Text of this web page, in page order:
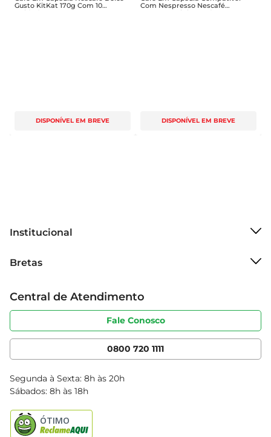
Gusto KitKat 170g Com 10
Unidades
DISPONÍVEL EM BREVE
Com Nespresso Nescafé
Farmers Origins Andes 44g Com
DISPONÍVEL EM BREVE
Institucional
Grupo Cencosud
Sobre privacidade
Portal do fornecedor
Cencosud Media
Bretas
Produtos Bretas
Código de ética
Serviços
Clube Bretas
Blog Bretas
Black Friday
Central de Atendimento
Fale Conosco
0800 720 1111
Segunda à Sexta: 8h às 20h
Sábados: 8h às 18h